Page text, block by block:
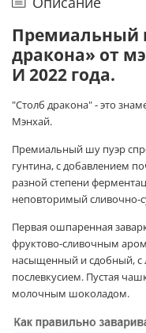
Премиальный
дракона» от
И 2022 года.
"Столб дракона" - это
Мэнхай.
Премиальный шу пуэр
гунтина, с добавлением
разной степени
неповторимый сливочно-
Первая ошпаренная
фруктово-сливочным
насыщенный и сдобный, с
послевкусием. Пустая
молочным шоколадом.